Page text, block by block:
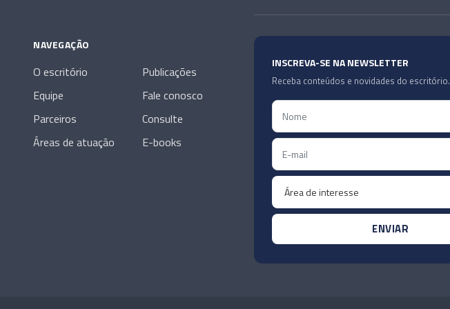
NAVEGAÇÃO
O escritório
Equipe
Parceiros
Áreas de atuação
Publicações
Fale conosco
Consulte
E-books
INSCREVA-SE NA NEWSLETTER
Receba conteúdos e novidades do escritório.